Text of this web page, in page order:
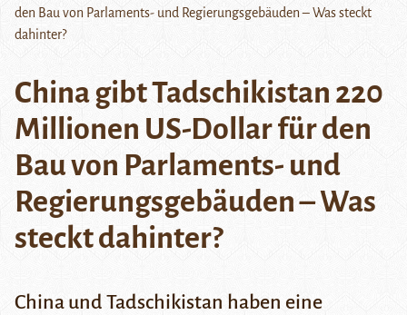
den Bau von Parlaments- und Regierungsgebäuden – Was steckt
dahinter?
China gibt Tadschikistan 220
Millionen US-Dollar für den
Bau von Parlaments- und
Regierungsgebäuden – Was
steckt dahinter?
China und Tadschikistan haben eine